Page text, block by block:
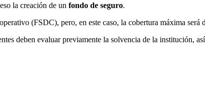
la creación de un fondo de seguro.
(FSDC), pero, en este caso, la cobertura máxima
deben evaluar previamente la solvencia de la institución,